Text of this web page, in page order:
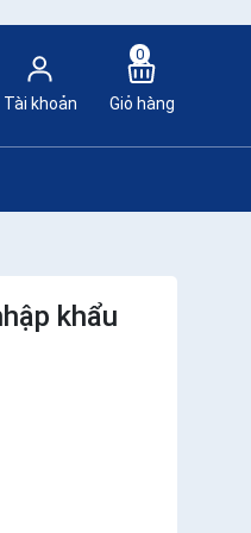
Tài khoản
0
Giỏ hàng
khẩu